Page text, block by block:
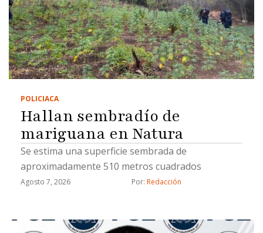
POLICIACA
Hallan sembradío de
mariguana en Natura
Se estima una superficie sembrada de
aproximadamente 510 metros cuadrados
Agosto 7, 2026 Por: Redacción